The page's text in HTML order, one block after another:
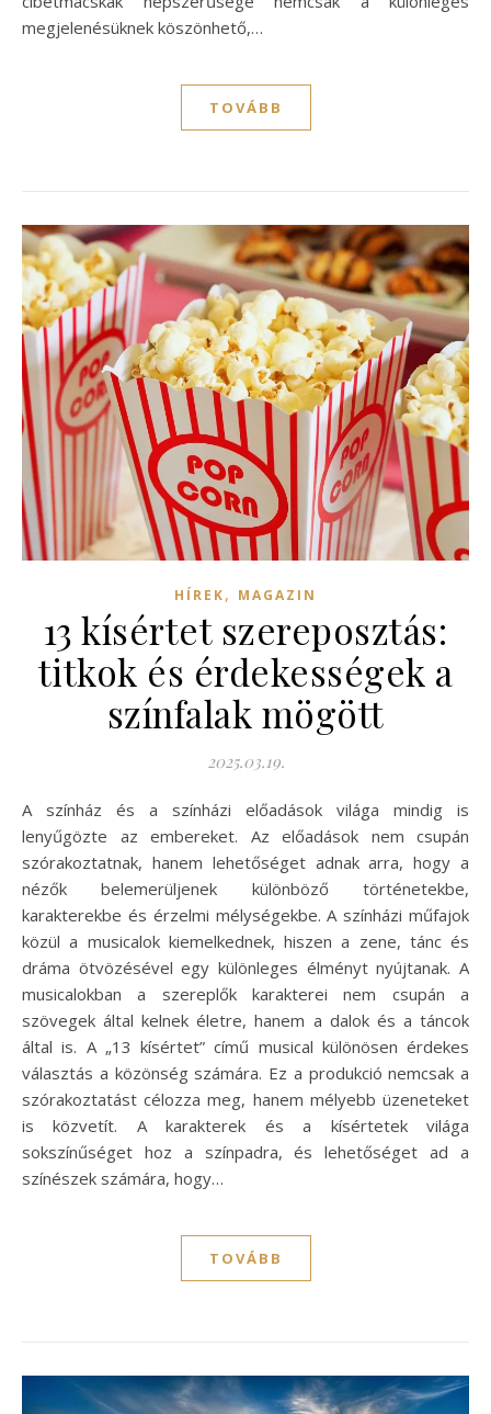
megjelenésüknek köszönhető,…
TOVÁBB
HÍREK, MAGAZIN
13 kísértet szereposztás:
titkok és érdekességek a
színfalak mögött
2025.03.19.
A színház és a színházi előadások világa mindig is
lenyűgözte az embereket. Az előadások nem csupán
szórakoztatnak, hanem lehetőséget adnak arra, hogy a
nézők belemerüljenek különböző történetekbe,
karakterekbe és érzelmi mélységekbe. A színházi műfajok
közül a musicalok kiemelkednek, hiszen a zene, tánc és
dráma ötvözésével egy különleges élményt nyújtanak. A
musicalokban a szereplők karakterei nem csupán a
szövegek által kelnek életre, hanem a dalok és a táncok
által is. A „13 kísértet” című musical különösen érdekes
választás a közönség számára. Ez a produkció nemcsak a
szórakoztatást célozza meg, hanem mélyebb üzeneteket
is közvetít. A karakterek és a kísértetek világa
sokszínűséget hoz a színpadra, és lehetőséget ad a
színészek számára, hogy…
TOVÁBB